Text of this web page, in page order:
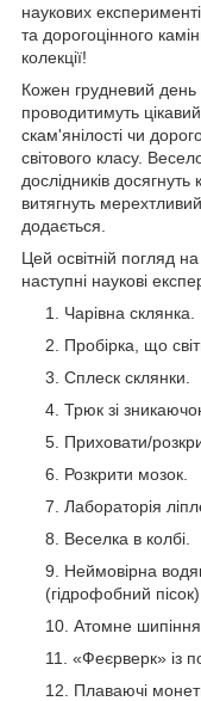
наукових
та дорогоцінного
колекції!
Кожен грудневий день
проводитимуть
скам'янілості чи
світового класу.
дослідників досягнуть
витягнуть
додається.
Цей освітній погляд
наступні наукові
Чарівна склянка.
Пробірка, що
Сплеск склянки.
Трюк зі
Приховати/
Розкрити мозок.
Лабораторія
Веселка в колбі.
Неймовірна
(гідрофобний пісок).
Атомне шипіння.
«Феєрверк» із
Плаваючі